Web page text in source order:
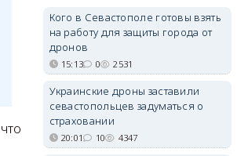
Кого в Севастополе готовы взять
на работу для защиты города от
дронов
15:13 0 2531
Украинские дроны заставили
севастопольцев задуматься о
страховании
20:01 10 4347